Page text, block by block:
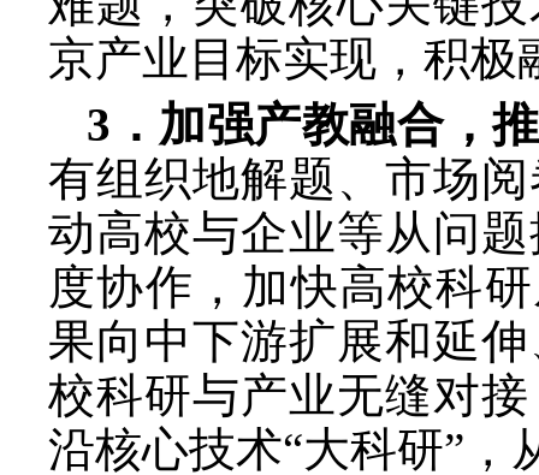
京产业目标实现，积极
3．加强产教融合，
有组织地解题、市场
动高校与企业等从问
度协作，加快高校科
果向中下游扩展和延
校科研与产业无缝对
沿核心技术“大科研”，